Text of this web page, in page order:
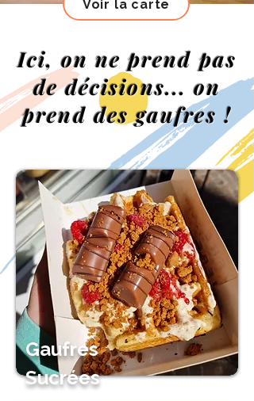
Voir la carte
Ici, on ne prend pas
de décisions... on
prend des gaufres !
Gaufres
Sucrées